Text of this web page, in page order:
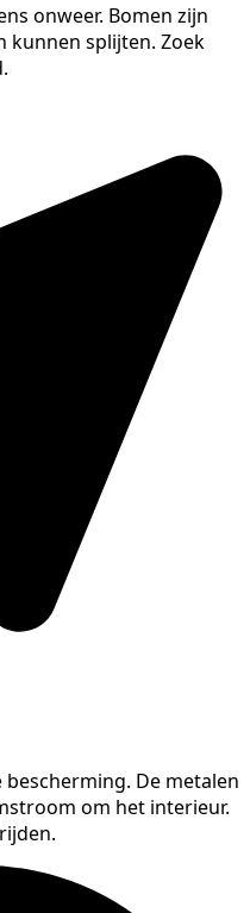
onweer. Bomen zijn
kunnen splijten. Zoek
De metalen
om het interieur.